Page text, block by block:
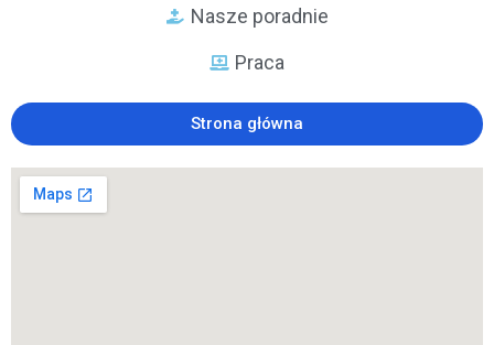
Nasze poradnie
Praca
Strona główna